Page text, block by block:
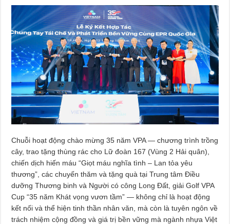
Chuỗi hoạt động chào mừng 35 năm VPA — chương trình trồng
cây, trao tặng thùng rác cho Lữ đoàn 167 (Vùng 2 Hải quân),
chiến dịch hiến máu “Giọt máu nghĩa tình – Lan tỏa yêu
thương”, các chuyến thăm và tặng quà tại Trung tâm Điều
dưỡng Thương binh và Người có công Long Đất, giải Golf VPA
Cup “35 năm Khát vọng vươn tầm” — không chỉ là hoạt động
kết nối và thể hiện tinh thần nhân văn, mà còn là tuyên ngôn về
trách nhiệm cộng đồng và giá trị bền vững mà ngành nhựa Việt